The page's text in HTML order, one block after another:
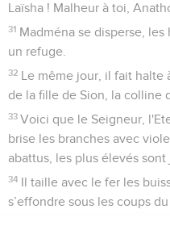
Laïsha ! Malheur à toi,
31 Madména se disperse,
un refuge.
32 Le même jour, il fait halte
de la fille de Sion, la colline
33 Voici que le Seigneur,
brise les branches avec
abattus, les plus élevés sont
34 Il taille avec le fer les
s’effondre sous les coups